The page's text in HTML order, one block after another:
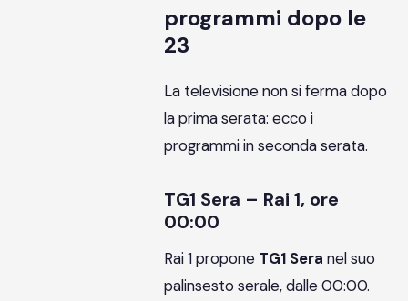
programmi dopo le
23
La televisione non si ferma dopo
la prima serata: ecco i
programmi in seconda serata.
TG1 Sera – Rai 1, ore
00:00
Rai 1 propone TG1 Sera nel suo
palinsesto serale, dalle 00:00.